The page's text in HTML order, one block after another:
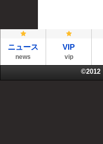
ニュース
news
VIP
vip
©2012